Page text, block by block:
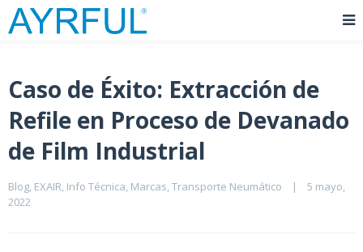
Caso de Éxito: Extracción de
Refile en Proceso de Devanado
de Film Industrial
Blog, EXAIR, Info Técnica, Marcas, Transporte Neumático |
5 mayo,
2022